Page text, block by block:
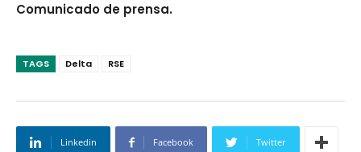
Comunicado de prensa.
TAGS Delta RSE
Linkedin Facebook Twitter